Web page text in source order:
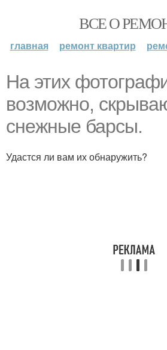
ВСЕ О
главная ремонт квартир
На этих
возможно,
снежные барсы.
Удастся ли вам их обнаружить?